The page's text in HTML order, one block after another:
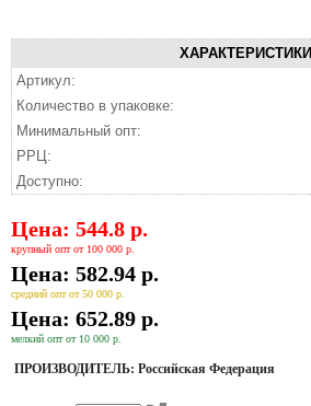
ХАРАКТЕРИСТИКИ
Артикул:
Количество в упаковке:
Минимальный опт:
РРЦ:
Доступно:
Цена: 544.8 р.
крупный опт от 100 000 р.
Цена: 582.94 р.
средний опт от 50 000 р.
Цена: 652.89 р.
мелкий опт от 10 000 р.
ПРОИЗВОДИТЕЛЬ: Российская Федерация